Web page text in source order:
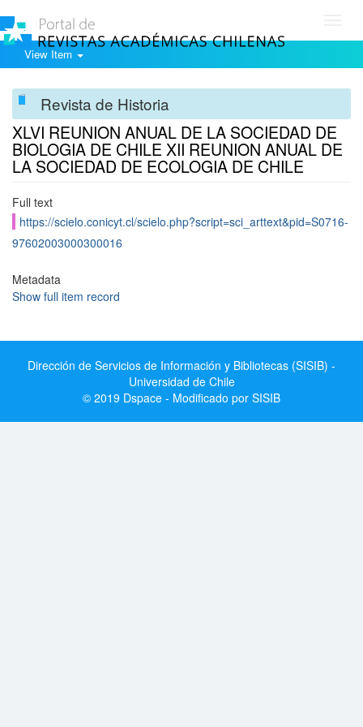
View Item
Revista de Historia
XLVI REUNION ANUAL DE LA SOCIEDAD DE
BIOLOGIA DE CHILE XII REUNION ANUAL DE
LA SOCIEDAD DE ECOLOGIA DE CHILE
Full text
https://scielo.conicyt.cl/scielo.php?script=sci_arttext&pid=S0716-
97602003000300016
Metadata
Show full item record
Dirección de Servicios de Información y Bibliotecas (SISIB) -
Universidad de Chile
© 2019 Dspace - Modificado por SISIB